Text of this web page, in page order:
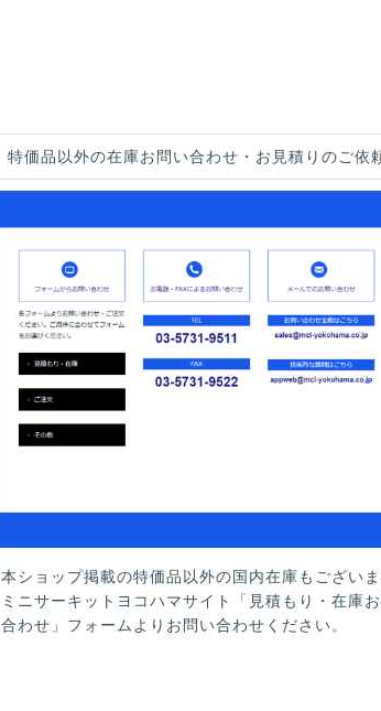
特価品以外の在庫お問い合わせ・お見積りのご依
本ショップ掲載の特価品以外の国内在庫もございま
ミニサーキットヨコハマサイト「見積もり・在庫
合わせ」フォームよりお問い合わせください。